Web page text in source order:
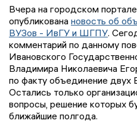
Вчера на городском
опубликована новость об
ВУЗов - ИвГУ и ШГПУ.
комментарий по данному
Ивановского
Владимира Николаевича
по факту объединение двух
Остались только
вопросы, решение которых
ближайшие полгода.